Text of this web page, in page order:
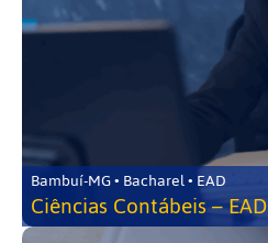
Bambuí-MG • Bacharel • EAD
Ciências Contábeis – EAD